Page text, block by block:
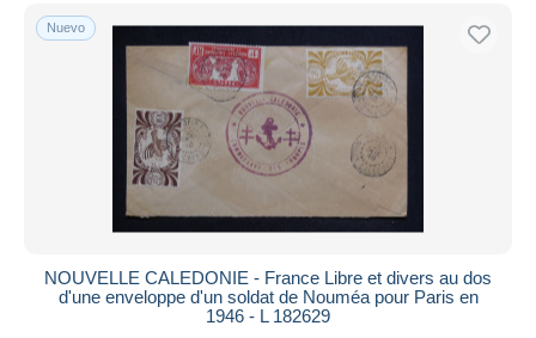
Nuevo
NOUVELLE CALEDONIE - France Libre et divers au dos
d'une enveloppe d'un soldat de Nouméa pour Paris en
1946 - L 182629